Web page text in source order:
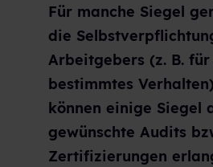
Für manche Siegel
die
Arbeitgebers (z. B.
bestimmtes
können einige Siegel
gewünschte Audits
Zertifizierungen